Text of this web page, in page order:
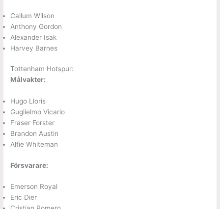
Callum Wilson
Anthony Gordon
Alexander Isak
Harvey Barnes
Tottenham Hotspur:
Målvakter:
Hugo Lloris
Guglielmo Vicario
Fraser Forster
Brandon Austin
Alfie Whiteman
Försvarare:
Emerson Royal
Eric Dier